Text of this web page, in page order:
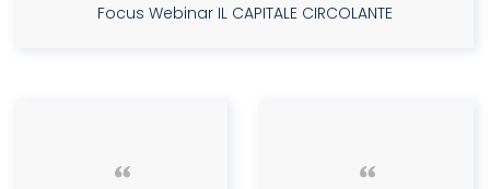
Focus Webinar IL CAPITALE CIRCOLANTE